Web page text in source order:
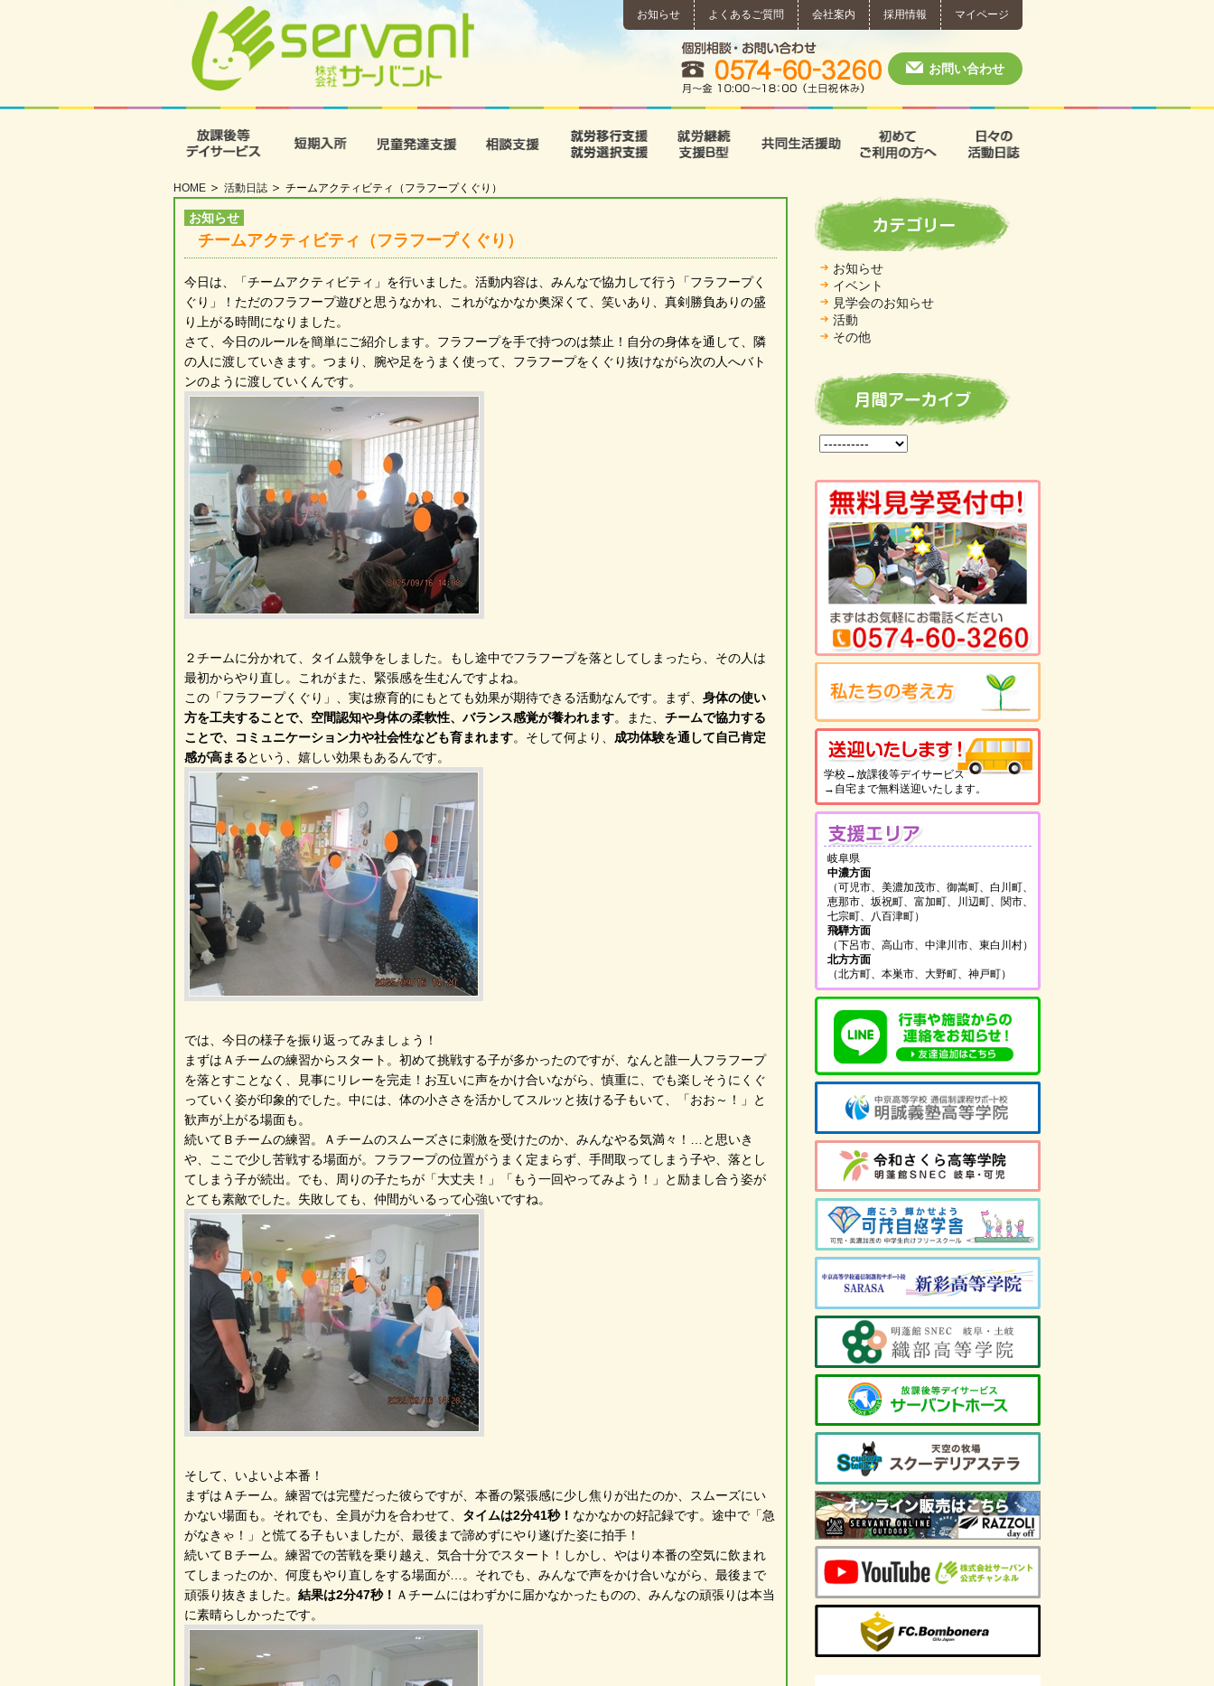
お知らせ よくあるご質問 会社案内 採用情報 マイページ
個別相談・お問い合わせ
お問い合わせ
相談支援 就労移行支援･就労選択支援
HOME 活動日誌 チームアクティビティ（フラフープくぐり）
お知らせ
チームアクティビティ（フラフープくぐり）
今日は、「チームアクティビティ」を行いました。活動内容は、みんなで協力して行う「フラフープく
ぐり」！ただのフラフープ遊びと思うなかれ、これがなかなか奥深くて、笑いあり、真剣勝負ありの盛
り上がる時間になりました。
さて、今日のルールを簡単にご紹介します。フラフープを手で持つのは禁止！自分の身体を通して、隣
の人に渡していきます。つまり、腕や足をうまく使って、フラフープをくぐり抜けながら次の人へバト
ンのように渡していくんです。
２チームに分かれて、タイム競争をしました。もし途中でフラフープを落としてしまったら、その人は
最初からやり直し。これがまた、緊張感を生むんですよね。
この「フラフープくぐり」、実は療育的にもとても効果が期待できる活動なんです。まず、 身体の使い
方を工夫することで、空間認知や身体の柔軟性、バランス感覚が養われます。また、 チームで協力する
ことで、コミュニケーション力や社会性なども育まれます。そして何より、 成功体験を通して自己肯定
感が高まるという、嬉しい効果もあるんです。
では、今日の様子を振り返ってみましょう！
まずはＡチームの練習からスタート。初めて挑戦する子が多かったのですが、なんと誰一人フラフープ
を落とすことなく、見事にリレーを完走！お互いに声をかけ合いながら、慎重に、でも楽しそうにくぐ
っていく姿が印象的でした。中には、体の小ささを活かしてスルッと抜ける子もいて、「おお～！」と
歓声が上がる場面も。
続いてＢチームの練習。Ａチームのスムーズさに刺激を受けたのか、みんなやる気満々！…と思いき
や、ここで少し苦戦する場面が。フラフープの位置がうまく定まらず、手間取ってしまう子や、落とし
てしまう子が続出。でも、周りの子たちが「大丈夫！」「もう一回やってみよう！」と励まし合う姿が
とても素敵でした。失敗しても、仲間がいるって心強いですね。
そして、いよいよ本番！
まずはＡチーム。練習では完璧だった彼らですが、本番の緊張感に少し焦りが出たのか、スムーズにい
かない場面も。それでも、全員が力を合わせて、 タイムは2分41秒！ なかなかの好記録です。途中で「急
がなきゃ！」と慌てる子もいましたが、最後まで諦めずにやり遂げた姿に拍手！
続いてＢチーム。練習での苦戦を乗り越え、気合十分でスタート！しかし、やはり本番の空気に飲まれ
てしまったのか、何度もやり直しをする場面が…。それでも、みんなで声をかけ合いながら、最後まで
頑張り抜きました。 結果は2分47秒！ Ａチームにはわずかに届かなかったものの、みんなの頑張りは本当
に素晴らしかったです。
お知らせ
イベント
見学会のお知らせ
活動
その他
学校→放課後等デイサービス
→自宅まで無料送迎いたします。
岐阜県
中濃方面
（可児市、美濃加茂市、御嵩町、白川町、
恵那市、坂祝町、富加町、川辺町、関市、
七宗町、八百津町）
飛騨方面
（下呂市、高山市、中津川市、東白川村）
北方方面
（北方町、本巣市、大野町、神戸町）